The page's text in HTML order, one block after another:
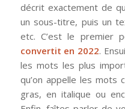
décrit exactement de
un sous-titre, puis un
etc. C’est le premier
convertit en 2022.
les mots les plus
qu’on appelle les mots
gras, en italique ou